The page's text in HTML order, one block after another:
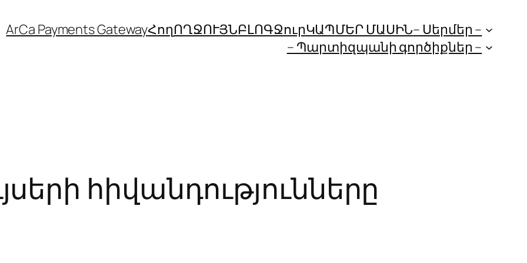
ArCa Payments GatewayՀողՈՂՋՈՒՅՆԲԼՈԳՋուրԿԱՊՄԵՐ ՄԱՍԻՆ– Սերմեր –
– Պարտիզպանի գործիքներ –
հիվանդությունները